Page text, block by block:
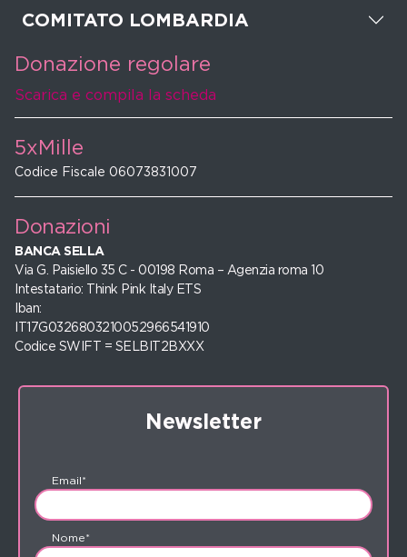
COMITATO LOMBARDIA
Donazione regolare
Scarica e compila la scheda
5xMille
Codice Fiscale 06073831007
Donazioni
BANCA SELLA
Via G. Paisiello 35 C - 00198 Roma – Agenzia roma 10
Intestatario: Think Pink Italy ETS
Iban:
IT17G0326803210052966541910
Codice SWIFT = SELBIT2BXXX
Newsletter
Email*
Nome*